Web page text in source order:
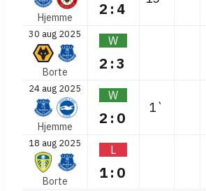
Hjemme 2:4
30 aug 2025
Borte
W
2:3
24 aug 2025
Hjemme
W
2:0
1`
18 aug 2025
Borte
L
1:0